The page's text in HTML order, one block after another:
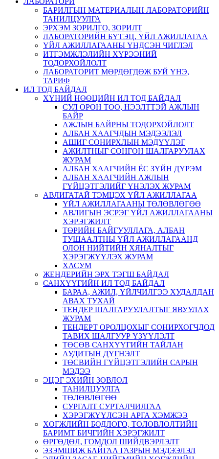
БАРИЛГЫН МАТЕРИАЛЫН ЛАБОРАТОРИЙН
ТАНИЛЦУУЛГА
ЭРХЭМ ЗОРИЛГО, ЗОРИЛТ
ЛАБОРАТОРИЙН БҮТЭЦ, ҮЙЛ АЖИЛЛАГАА
ҮЙЛ АЖИЛЛАГААНЫ ҮНДСЭН ЧИГЛЭЛ
ИТГЭМЖЛЭЛИЙН ХҮРЭЭНИЙ
ТОДОРХОЙЛОЛТ
ЛАБОРАТОРИТ МӨРДӨГДӨЖ БУЙ ҮНЭ,
ТАРИФ
ИЛ ТОД БАЙДАЛ
ХҮНИЙ НӨӨЦИЙН ИЛ ТОД БАЙДАЛ
СУЛ ОРОН ТОО, НЭЭЛТТЭЙ АЖЛЫН
БАЙР
АЖЛЫН БАЙРНЫ ТОДОРХОЙЛОЛТ
АЛБАН ХААГЧДЫН МЭДЭЭЛЭЛ
АШИГ СОНИРХЛЫН МЭДҮҮЛЭГ
АЖИЛТНЫГ СОНГОН ШАЛГАРУУЛАХ
ЖУРАМ
АЛБАН ХААГЧИЙН ЁС ЗҮЙН ДҮРЭМ
АЛБАН ХААГЧИЙН АЖЛЫН
ГҮЙЦЭТГЭЛИЙГ ҮНЭЛЭХ ЖУРАМ
АВЛИГАТАЙ ТЭМЦЭХ ҮЙЛ АЖИЛЛАГАА
ҮЙЛ АЖИЛЛАГААНЫ ТӨЛӨВЛӨГӨӨ
АВЛИГЫН ЭСРЭГ ҮЙЛ АЖИЛЛАГААНЫ
ХЭРЭГЖИЛТ
ТӨРИЙН БАЙГУУЛЛАГА, АЛБАН
ТУШААЛТНЫ ҮЙЛ АЖИЛЛАГААНД
ОЛОН НИЙТИЙН ХЯНАЛТЫГ
ХЭРЭГЖҮҮЛЭХ ЖУРАМ
ХАСУМ
ЖЕНДЕРИЙН ЭРХ ТЭГШ БАЙДАЛ
САНХҮҮГИЙН ИЛ ТОД БАЙДАЛ
БАРАА, АЖИЛ, ҮЙЛЧИЛГЭЭ ХУДАЛДАН
АВАХ ТУХАЙ
ТЕНДЕР ШАЛГАРУУЛАЛТЫГ ЯВУУЛАХ
ЖУРАМ
ТЕНДЕРТ ОРОЛЦОХЫГ СОНИРХОГЧДОД
ТАВИХ ШАЛГУУР ҮЗҮҮЛЭЛТ
ТӨСӨВ САНХҮҮГИЙН ТАЙЛАН
АУДИТЫН ДҮГНЭЛТ
ТӨСВИЙН ГҮЙЦЭТГЭЛИЙН САРЫН
МЭДЭЭ
ЭЦЭГ ЭХИЙН ЗӨВЛӨЛ
ТАНИЛЦУУЛГА
ТӨЛӨВЛӨГӨӨ
СУРГАЛТ СУРТАЛЧИЛГАА
ХЭРЭГЖҮҮЛСЭН АРГА ХЭМЖЭЭ
ХӨГЖЛИЙН БОДЛОГО, ТӨЛӨВЛӨЛТИЙН
БАРИМТ БИЧГИЙН ХЭРЭГЖИЛТ
ӨРГӨДӨЛ, ГОМДОЛ ШИЙДВЭРЛЭЛТ
ЭЗЭМШИЖ БАЙГАА ГАЗРЫН МЭДЭЭЛЭЛ